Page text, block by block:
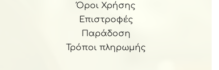
Όροι Χρήσης
Επιστροφές
Παράδοση
Τρόποι πληρωμής